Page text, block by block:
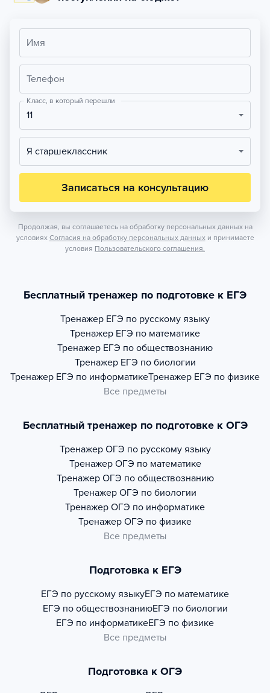
Имя
Телефон
Класс, в который перешли
11
Я старшеклассник
Записаться на консультацию
Продолжая, вы соглашаетесь на обработку персональных данных на
условиях Согласия на обработку персональных данных и принимаете
условия Пользовательского соглашения.
Бесплатный тренажер по подготовке к ЕГЭ
Тренажер ЕГЭ по русскому языку
Тренажер ЕГЭ по математике
Тренажер ЕГЭ по обществознанию
Тренажер ЕГЭ по биологии
Тренажер ЕГЭ по информатикеТренажер ЕГЭ по физике
Все предметы
Бесплатный тренажер по подготовке к ОГЭ
Тренажер ОГЭ по русскому языку
Тренажер ОГЭ по математике
Тренажер ОГЭ по обществознанию
Тренажер ОГЭ по биологии
Тренажер ОГЭ по информатике
Тренажер ОГЭ по физике
Все предметы
Подготовка к ЕГЭ
ЕГЭ по русскому языкуЕГЭ по математике
ЕГЭ по обществознаниюЕГЭ по биологии
ЕГЭ по информатикеЕГЭ по физике
Все предметы
Подготовка к ОГЭ